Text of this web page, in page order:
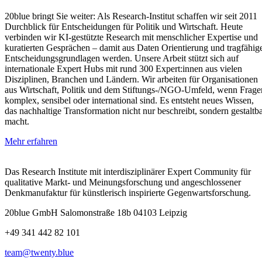
20blue bringt Sie weiter: Als Research‑Institut schaffen wir seit 2011
Durchblick für Entscheidungen für Politik und Wirtschaft. Heute
verbinden wir KI‑gestützte Research mit menschlicher Expertise und
kuratierten Gesprächen – damit aus Daten Orientierung und
Entscheidungsgrundlagen werden. Unsere Arbeit stützt sich auf
internationale Expert Hubs mit rund 300 Expert:innen aus vielen
Disziplinen, Branchen und Ländern. Wir arbeiten für Organisationen
aus Wirtschaft, Politik und dem Stiftungs‑/NGO‑Umfeld, wenn
komplex, sensibel oder international sind. Es entsteht neues Wissen,
das nachhaltige Transformation nicht nur beschreibt, sondern
macht.
Mehr erfahren
Das Research Institute mit interdisziplinärer Expert Community für
qualitative Markt- und Meinungsforschung und angeschlossener
Denkmanufaktur für künstlerisch inspirierte Gegenwartsforschung.
20blue GmbH Salomonstraße 18b 04103 Leipzig
+49 341 442 82 101
team@twenty.blue